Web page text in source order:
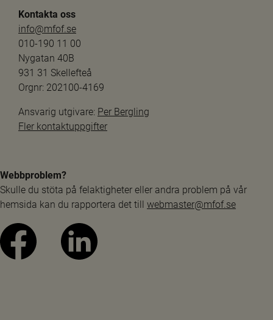
Kontakta oss
info@mfof.se
010-190 11 00
Nygatan 40B
931 31 Skellefteå
Orgnr: 202100-4169
Ansvarig utgivare: Per Bergling
Fler kontaktuppgifter
Webbproblem?
Skulle du stöta på felaktigheter eller andra problem på vår
hemsida kan du rapportera det till webmaster@mfof.se